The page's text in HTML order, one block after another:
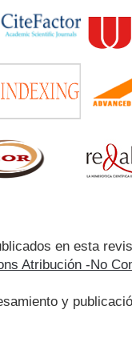
en esta
Atribución -No
y